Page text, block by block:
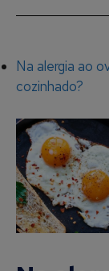
Na alergia ao
cozinhado?